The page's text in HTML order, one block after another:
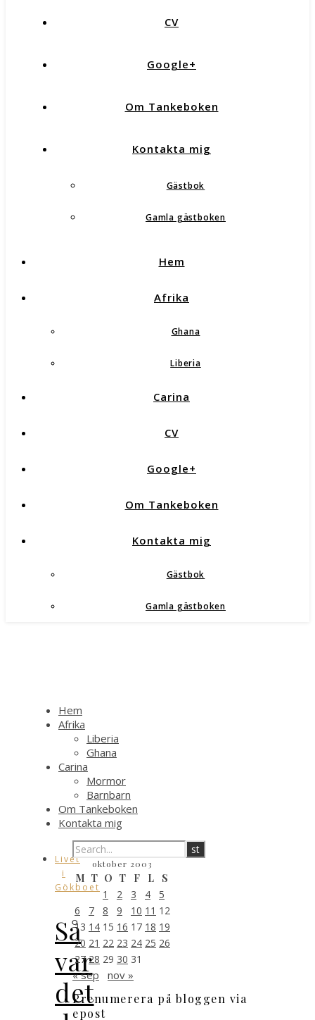
CV
Google+
Om Tankeboken
Kontakta mig
Gästbok
Gamla gästboken
Hem
Afrika
Ghana
Liberia
Carina
CV
Google+
Om Tankeboken
Kontakta mig
Gästbok
Gamla gästboken
Hem
Afrika
Liberia
Ghana
Carina
Mormor
Barnbarn
Om Tankeboken
Kontakta mig
Livet
i
Gökboet
Så
var
det
oktober 2003
M T O T F L
S
1
2 3 4
5
6
7 8 9 10 11 12
13 14 15 16 17 18 19
20 21 22 23 24 25 26
27 28 29 30 31
« sep nov »
Prenumerera på bloggen via
epost